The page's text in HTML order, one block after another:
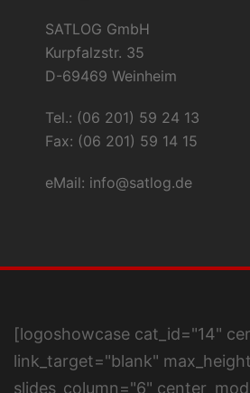
SATLOG GmbH
Kurpfalzstr. 35
D-69469 Weinheim
Tel.: (06 201) 59 24 13
Fax: (06 201) 59 14 15
eMail: info@satlog.de
[logoshowcase cat_id="14"
link_target="blank"
slides_column="6"